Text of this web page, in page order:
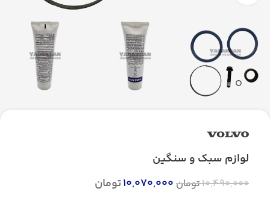
لوازم سبک و سنگین
10,490,000تومان 10,070,000تومان